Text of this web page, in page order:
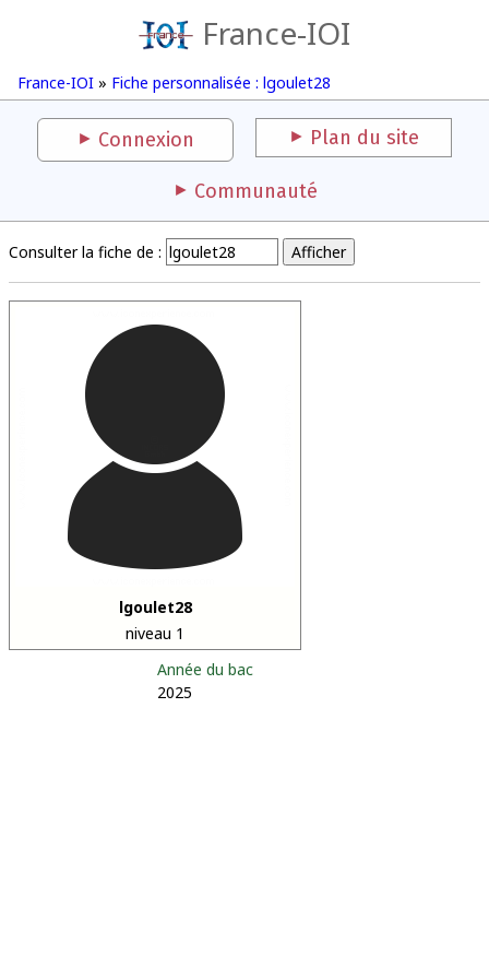
France-IOI
France-IOI » Fiche personnalisée : lgoulet28
Connexion Plan du site
Communauté
Consulter la fiche de :
lgoulet28
niveau 1
Année du bac
2025